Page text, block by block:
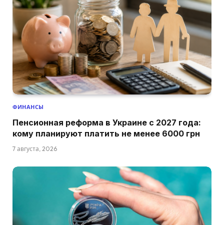
ФИНАНСЫ
Пенсионная реформа в Украине с 2027 года:
кому планируют платить не менее 6000 грн
7 августа, 2026